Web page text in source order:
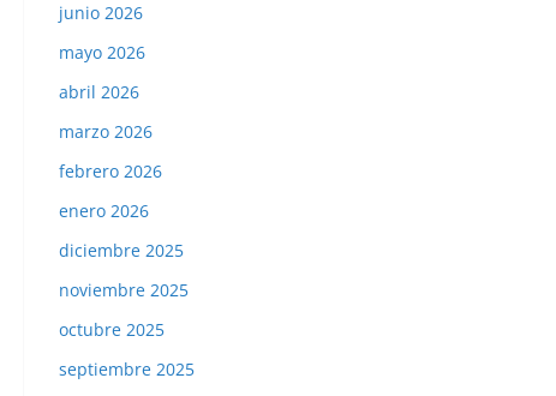
junio 2026
mayo 2026
abril 2026
marzo 2026
febrero 2026
enero 2026
diciembre 2025
noviembre 2025
octubre 2025
septiembre 2025